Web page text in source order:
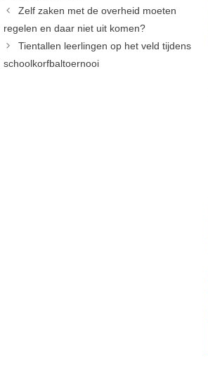
Zelf zaken met de overheid moeten
regelen en daar niet uit komen?
Tientallen leerlingen op het veld tijdens
schoolkorfbaltoernooi